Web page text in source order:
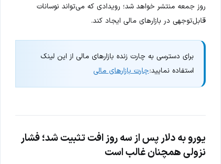
روز جمعه منتشر خواهد شد؛ رویدادی که می‌تواند نوسانات
قابل‌توجهی در بازارهای مالی ایجاد کند.
برای دسترسی به چارت زنده بازارهای مالی از این لینک
استفاده نمایید:چارت بازارهای مالی
یورو به دلار پس از سه روز افت تثبیت شد؛ فشار
نزولی همچنان غالب است